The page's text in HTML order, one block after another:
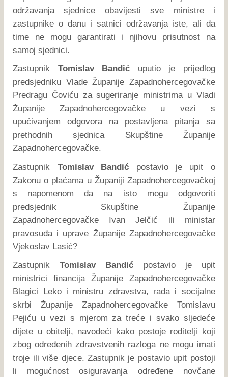
održavanja sjednice obavijesti sve ministre i
zastupnike o danu i satnici održavanja iste, ali da
time ne mogu garantirati i njihovu prisutnost na
samoj sjednici.
Zastupnik Tomislav Bandić uputio je prijedlog
predsjedniku Vlade Županije Zapadnohercegovačke
Predragu Čoviću za sugeriranje ministrima u Vladi
Županije Zapadnohercegovačke u vezi s
upućivanjem odgovora na postavljena pitanja sa
prethodnih sjednica Skupštine Županije
Zapadnohercegovačke.
Zastupnik Tomislav Bandić postavio je upit o
Zakonu o plaćama u Županiji Zapadnohercegovačkoj
s napomenom da na isto mogu odgovoriti
predsjednik Skupštine Županije
Zapadnohercegovačke Ivan Jelčić ili ministar
pravosuđa i uprave Županije Zapadnohercegovačke
Vjekoslav Lasić?
ZastupnikTomislav Bandić postavio je upit
ministrici financija Županije Zapadnohercegovačke
Blagici Leko i ministru zdravstva, rada i socijalne
skrbi Županije Zapadnohercegovačke Tomislavu
Pejiću u vezi s mjerom za treće i svako sljedeće
dijete u obitelji, navodeći kako postoje roditelji koji
zbog određenih zdravstvenih razloga ne mogu imati
troje ili više djece. Zastupnik je postavio upit postoji
li mogućnost osiguravanja određene novčane